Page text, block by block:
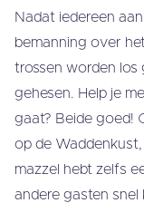
Nadat iedereen
bemanning over
trossen worden los
gehesen. Help je
gaat? Beide goed!
op de
mazzel hebt zelfs
andere gasten snel